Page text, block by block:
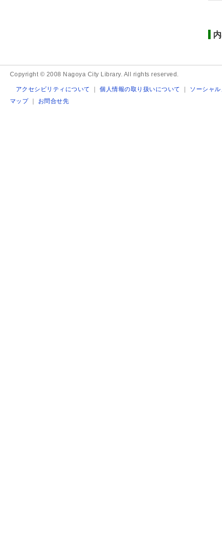
Copyright © 2008 Nagoya City Library. All rights reserved.
アクセシビリティについて ｜個人情報の取り扱いについて ｜ ソーシャ
マップ｜ お問合せ先